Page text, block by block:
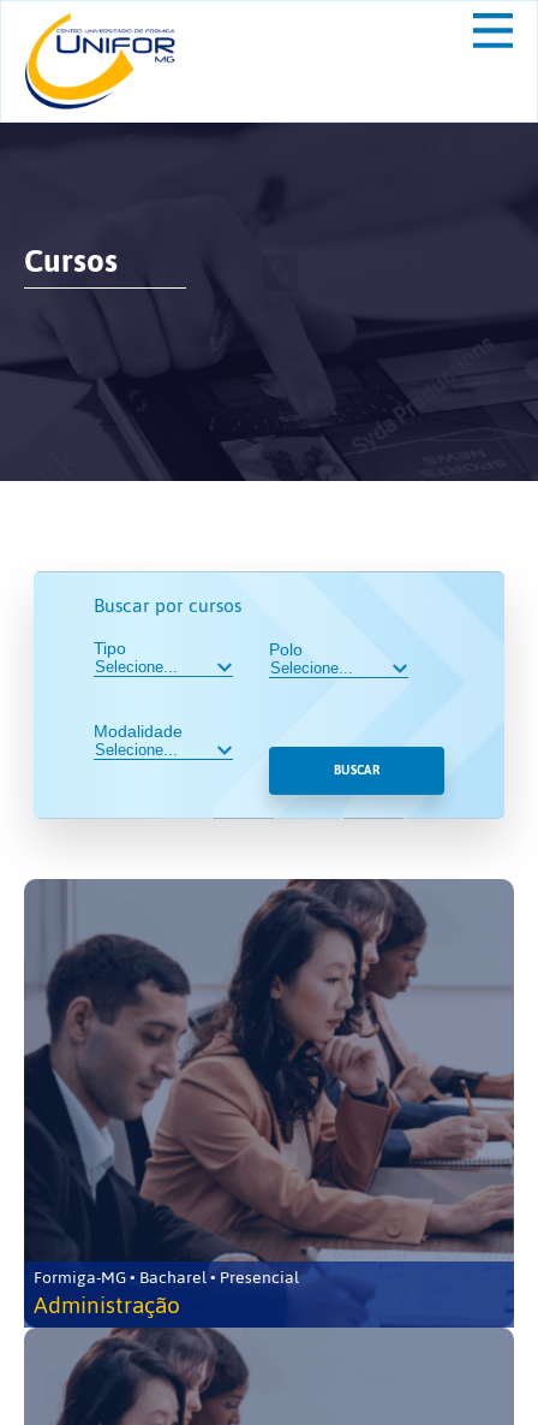
Cursos
Buscar por cursos
Tipo
Modalidade
Polo
BUSCAR
Formiga-MG • Bacharel • Presencial
Administração